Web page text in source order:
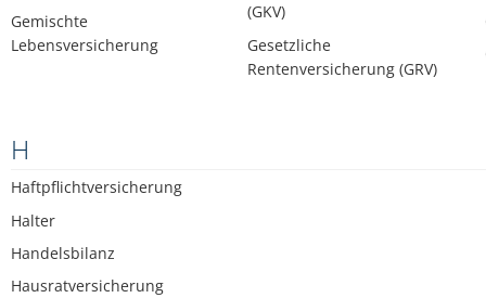
Gemischte
Lebensversicherung
(GKV)
Gesetzliche
Rentenversicherung (GRV)
H
Haftpflichtversicherung
Halter
Handelsbilanz
Hausratversicherung